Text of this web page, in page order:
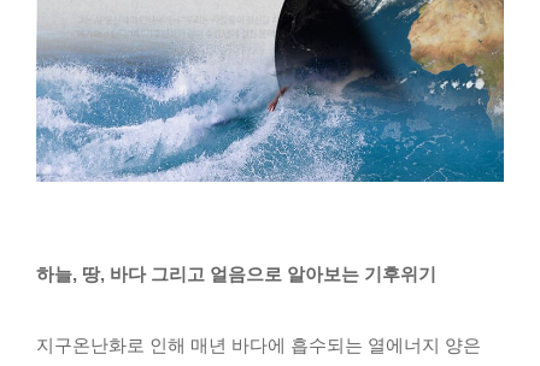
하늘, 땅, 바다 그리고 얼음으로 알아보는 기후위기
지구온난화로 인해 매년 바다에 흡수되는 열에너지 양은
캠퍼스 안내
교육
입학정보
대학/대학원
최고위과정